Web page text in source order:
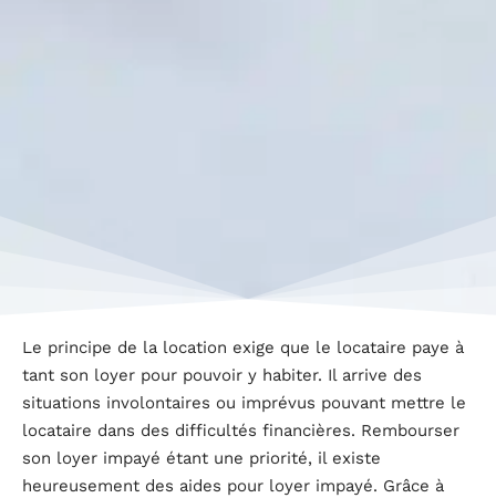
Le principe de la location exige que le locataire paye à
tant son loyer pour pouvoir y habiter. Il arrive des
situations involontaires ou imprévus pouvant mettre le
locataire dans des difficultés financières. Rembourser
son loyer impayé étant une priorité, il existe
heureusement des aides pour loyer impayé. Grâce à